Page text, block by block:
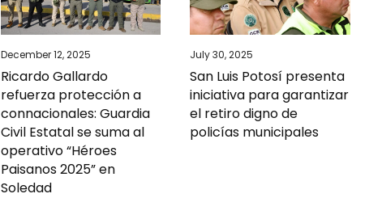
December 12, 2025
Ricardo Gallardo
refuerza protección a
connacionales: Guardia
Civil Estatal se suma al
operativo “Héroes
Paisanos 2025” en
Soledad
July 30, 2025
San Luis Potosí presenta
iniciativa para garantizar
el retiro digno de
policías municipales